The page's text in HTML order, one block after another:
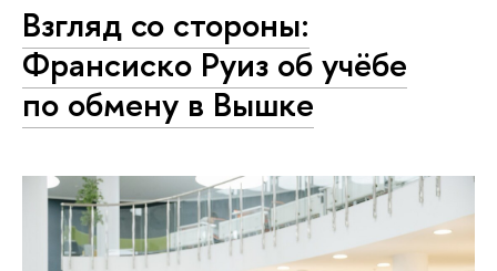
Взгляд со стороны:
Франсиско Руиз об учёбе
по обмену в Вышке